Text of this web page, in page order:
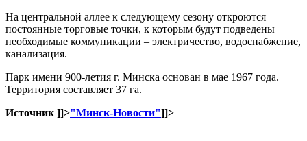
На центральной аллее к следующему сезону откроются
постоянные торговые точки, к которым будут подведены
необходимые коммуникации – электричество, водоснабжение,
канализация.
Парк имени 900-летия г. Минска основан в мае 1967 года.
Территория составляет 37 га.
Источник ]]>"Минск-Новости"]]>